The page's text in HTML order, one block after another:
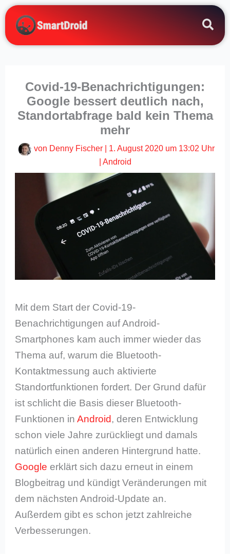
Zum
Inhalt
springen
Covid-19-Benachrichtigungen:
Google bessert deutlich nach,
Standortabfrage bald kein Thema
mehr
von Denny Fischer
1. August 2020 um 13:02 Uhr
Android
Mit dem Start der Covid-19-
Benachrichtigungen auf Android-
Smartphones kam auch immer wieder das
Thema auf, warum die Bluetooth-
Kontaktmessung auch aktivierte
Standortfunktionen fordert. Der Grund dafür
ist schlicht die Basis dieser Bluetooth-
Funktionen inAndroid, deren Entwicklung
schon viele Jahre zurückliegt und damals
natürlich einen anderen Hintergrund hatte.
Google erklärt sich dazu erneut in einem
Blogbeitrag und kündigt Veränderungen mit
dem nächsten Android-Update an.
Außerdem gibt es schon jetzt zahlreiche
Verbesserungen.